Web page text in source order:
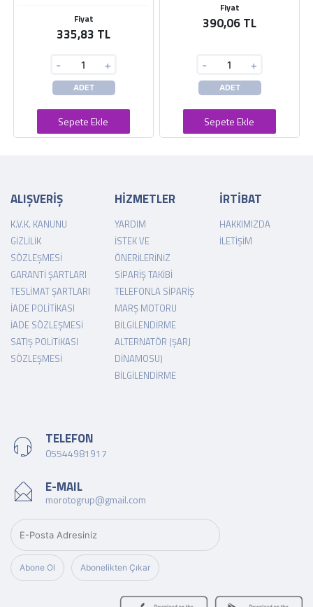
Fiyat
335,83 TL
- +
ADET
Sepete Ekle
Fiyat
390,06 TL
- +
ADET
Sepete Ekle
ALIŞVERİŞ
K.V.K. KANUNU
GIZLILIK
SÖZLEŞMESI
GARANTI ŞARTLARI
TESLIMAT ŞARTLARI
İADE POLITIKASI
İADE SÖZLEŞMESI
SATIŞ POLITIKASI
SÖZLEŞMESI
HİZMETLER
YARDIM
İSTEK VE
ÖNERILERINIZ
SIPARIŞ TAKIBI
TELEFONLA SIPARIŞ
MARŞ MOTORU
BILGILENDIRME
ALTERNATÖR (ŞARJ
DINAMOSU)
BILGILENDIRME
İRTİBAT
HAKKIMIZDA
İLETIŞIM
TELEFON
05544981917
E-MAIL
morotogrup@gmail.com
Abone Ol Abonelikten Çıkar